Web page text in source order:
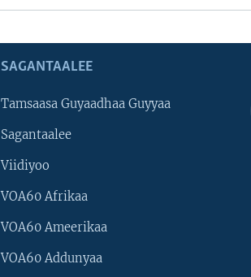
SAGANTAALEE
Tamsaasa Guyaadhaa Guyyaa
Sagantaalee
Viidiyoo
VOA60 Afrikaa
VOA60 Ameerikaa
VOA60 Addunyaa